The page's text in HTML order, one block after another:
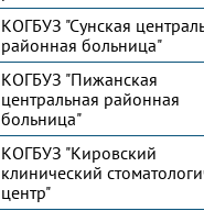
КОГБУЗ "Сунская
районная больница"
КОГБУЗ "Пижанская
центральная районная
больница"
КОГБУЗ "Кировский
клинический
центр"